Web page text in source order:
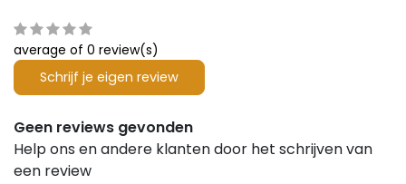
average of 0 review(s)
Schrijf je eigen review
Geen reviews gevonden
Help ons en andere klanten door het schrijven van
een review